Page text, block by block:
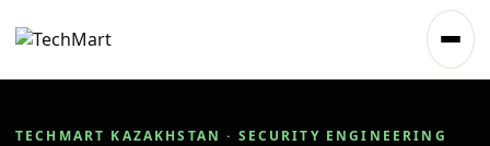
TECHMART KAZAKHSTAN · SECURITY ENGINEERING